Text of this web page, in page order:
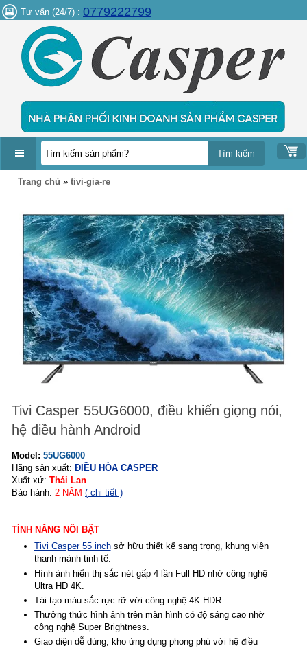
Tư vấn (24/7) : 0779222799
DANH
PHẨM
Trang chủ » tivi-gia-re
Tivi Casper 55UG6000, điều khiển giọng nói,
hệ điều hành Android
Model: 55UG6000
Hãng sản xuất: ĐIỀU HÒA CASPER
Xuất xứ: Thái Lan
Bảo hành: 2 NĂM ( chi tiết )
TÍNH NĂNG NỔI BẬT
Tivi Casper 55 inchsở hữu thiết kế sang trọng, khung viền
thanh mảnh tinh tế.
Hình ảnh hiển thị sắc nét gấp 4 lần Full HD nhờ công nghệ
Ultra HD 4K.
Tái tạo màu sắc rực rỡ với công nghệ 4K HDR.
Thưởng thức hình ảnh trên màn hình có độ sáng cao nhờ
công nghệ Super Brightness.
Giao diện dễ dùng, kho ứng dụng phong phú với hệ điều